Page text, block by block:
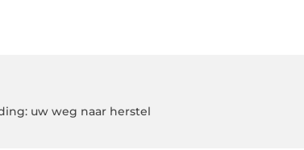
uw weg naar herstel